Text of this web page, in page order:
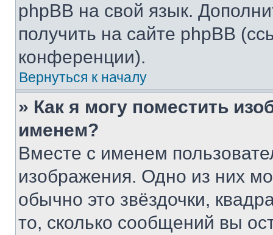
phpBB на свой язык.
получить на сайте phpBB
конференции).
Вернуться к началу
» Как я могу поместить
именем?
Вместе с именем
изображения. Одно из них
обычно это звёздочки,
то, сколько сообщений вы